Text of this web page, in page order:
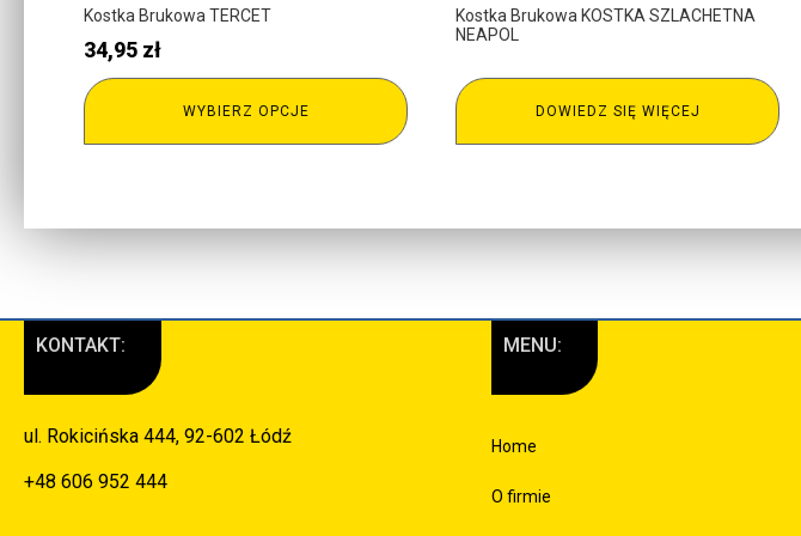
Kostka Brukowa TERCET
34,95 zł
WYBIERZ OPCJE
Kostka Brukowa KOSTKA SZLACHETNA
NEAPOL
DOWIEDZ SIĘ WIĘCEJ
KONTAKT:
ul. Rokicińska 444, 92-602 Łódź
+48 606 952 444
MENU:
Home
O firmie